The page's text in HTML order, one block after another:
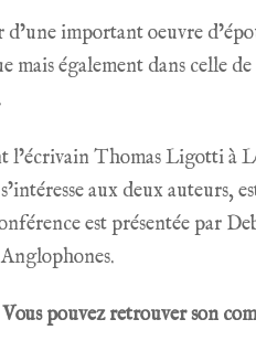
d’une important oeuvre
mais également dans celle de
l’écrivain Thomas Ligotti à
aux deux auteurs,
est présentée par
Vous pouvez retrouver son